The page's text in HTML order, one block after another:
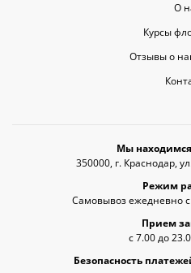
О
Курсы
Отзывы о
Мы
350000, г. Краснодар,
Режим
Самовывоз ежедневно
Прием
с 7.00 до
Безопасность